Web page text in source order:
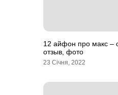
12 айфон про макс –
отзыв, фото
23 Січня, 2022